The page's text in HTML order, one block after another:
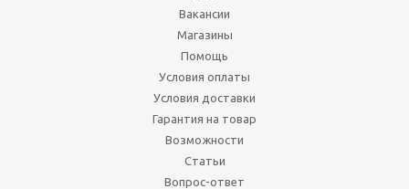
Вакансии
Магазины
Помощь
Условия оплаты
Условия доставки
Гарантия на товар
Возможности
Статьи
Вопрос-ответ